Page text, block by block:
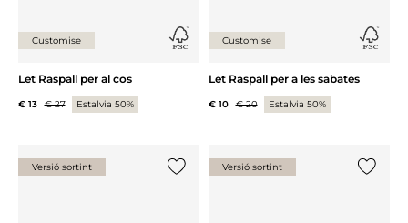
Customise
Let Raspall per al cos
€ 13 € 27 Estalvia 50%
Customise
Let Raspall per a les sabates
€ 10 € 20 Estalvia 50%
Versió sortint Versió sortint